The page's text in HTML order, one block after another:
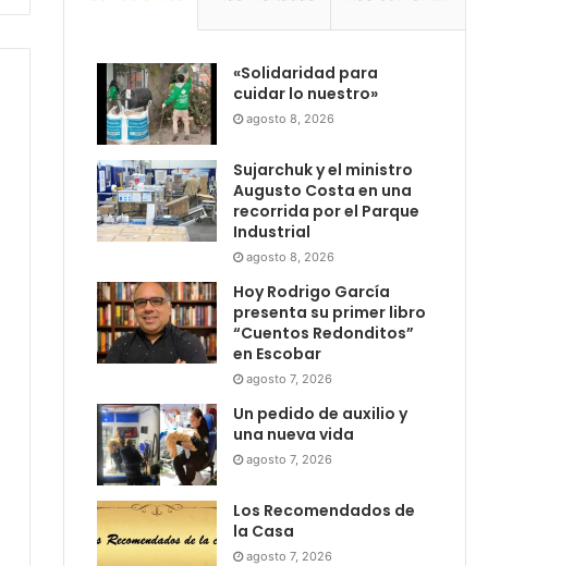
«Solidaridad para
cuidar lo nuestro»
agosto 8, 2026
Sujarchuk y el ministro
Augusto Costa en una
recorrida por el Parque
Industrial
agosto 8, 2026
Hoy Rodrigo García
presenta su primer libro
“Cuentos Redonditos”
en Escobar
agosto 7, 2026
Un pedido de auxilio y
una nueva vida
agosto 7, 2026
Los Recomendados de
la Casa
agosto 7, 2026